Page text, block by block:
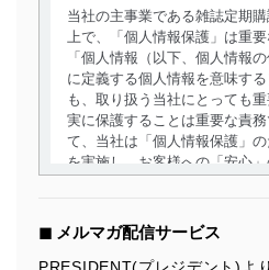
当社の主事業である雑誌定期
上で、「個人情報保護」は重
「個人情報（以下、個人情報
に定義する個人情報を意味す
も、取り扱う当社にとっても
実に保護することは重要な責
て、当社は「個人情報保護」
を実施し、お客様への「安心
個人情報の取得・利用・提供に
当社は、個人情報の取得・利
◼︎ メルマガ配信サービス